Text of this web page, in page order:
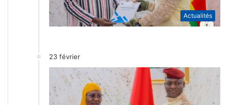
Actualités
23 février